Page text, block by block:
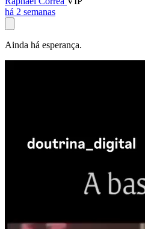
há 2 semanas
Ainda há esperança.